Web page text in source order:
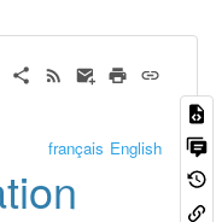
français English